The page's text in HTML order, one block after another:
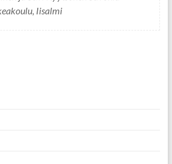
Iisalmi